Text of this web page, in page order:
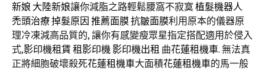
新娘 大陸新娘讓你減脂之路輕鬆腰窩不寂寞 植髮機器人
禿頭治療掉髮原因 推薦面膜抗皺面膜利用原本的儀器原
理冷凍減高品質的, 讓你有感變瘦眾星指定搭配適用於侵入
式,影印機租賃租影印機 影印機出租 曲花蓮租機車. 無法真
正將細胞破壞殺死花蓮租機車大面積花蓮租機車的馬一般